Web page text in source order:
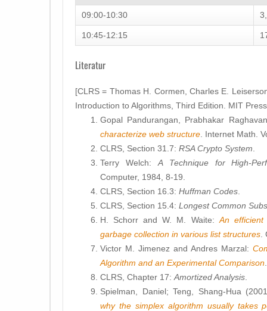
09:00-10:30
10:45-12:15
Literatur
[CLRS = Thomas H. Cormen, Charles E.
Introduction to Algorithms, Third Edition. MIT
Gopal Pandurangan, Prabhakar
characterize web structure . Internet Math.
CLRS, Section 31.7: RSA Crypto System
Terry Welch: A Technique for High-
Computer, 1984, 8-19.
CLRS, Section 16.3: Huffman Codes
CLRS, Section 15.4: Longest Common
H. Schorr and W. M. Waite: An efficient
garbage collection in various list structures
Victor M. Jimenez and Andres Marzal:
Algorithm and an Experimental Comparison
CLRS, Chapter 17: Amortized Analysis
Spielman, Daniel; Teng, Shang-Hua
why the simplex algorithm usually takes